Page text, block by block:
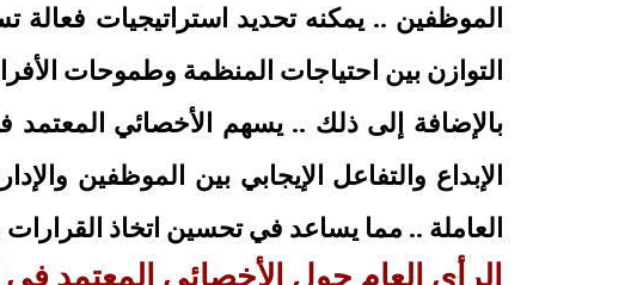
الموظفين .. يمكنه تحديد استراتيجيات
التوازن بين احتياجات المنظمة وطموحات
بالإضافة إلى ذلك .. يسهم الأخصائي
الإبداع والتفاعل الإيجابي بين الموظفين
العاملة .. مما يساعد في تحسين اتخاذ
الرأي العام حول الأخصائي المعتمد في